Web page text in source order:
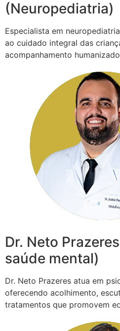
(Neuropediatria)
Especialista em
ao cuidado integral das
acompanhamento
Dr. Neto
saúde mental)
Dr. Neto Prazeres atua em
oferecendo acolhimento,
tratamentos que promovem